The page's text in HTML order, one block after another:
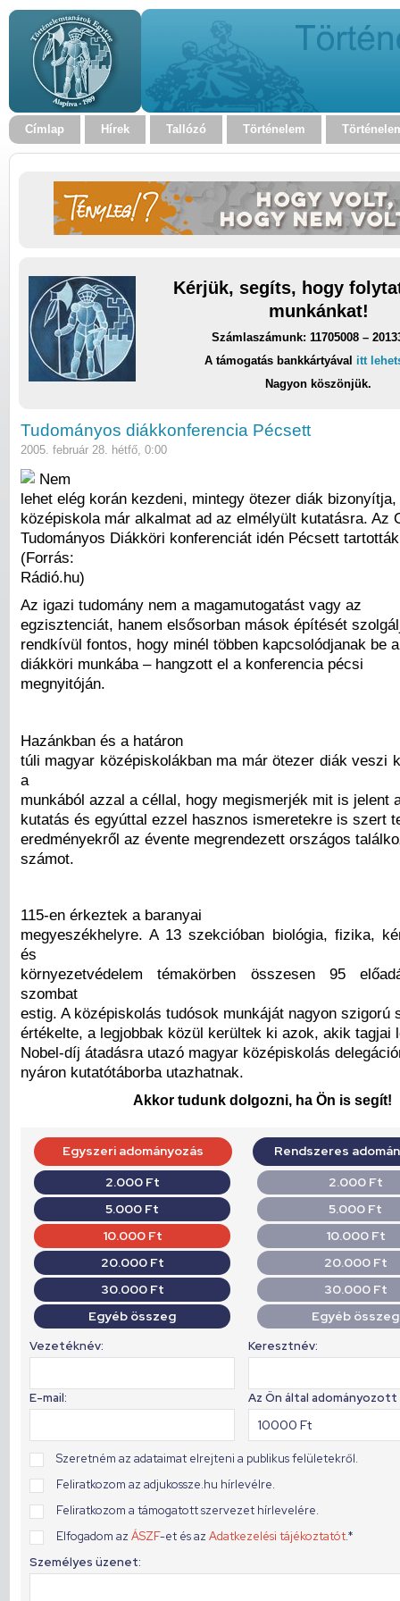
Címlap Hírek Tallózó Történelem
Kérjük, segíts, hogy
munkánkat!
Számlaszámunk: 11705008 –
A támogatás bankkártyával itt
Nagyon köszönjük.
Tudományos diákkonferencia Pécsett
2005. február 28. hétfő, 0:00
Nem
lehet elég korán kezdeni, mintegy ötezer diák bizonyítja,
középiskola már alkalmat ad az elmélyült kutatásra. Az
Tudományos Diákköri konferenciát idén Pécsett
(Forrás:
Rádió.hu)
Az igazi tudomány nem a magamutogatást vagy az
egzisztenciát, hanem elsősorban mások építését
rendkívül fontos, hogy minél többen kapcsolódjanak be
diákköri munkába – hangzott el a konferencia pécsi
megnyitóján.
Hazánkban és a határon
túli magyar középiskolákban ma már ötezer diák veszi
a
munkából azzal a céllal, hogy megismerjék mit is jelent
kutatás és egyúttal ezzel hasznos ismeretekre is szert
eredményekről az évente megrendezett országos
számot.
115-en érkeztek a baranyai
megyeszékhelyre. A 13 szekcióban biológia, fizika,
és
környezetvédelem témakörben összesen 95
szombat
estig. A középiskolás tudósok munkáját nagyon szigorú
értékelte, a legjobbak közül kerültek ki azok, akik tagjai
Nobel-díj átadásra utazó magyar középiskolás
nyáron kutatótáborba utazhatnak.
Akkor tudunk dolgozni, ha Ön is segít!